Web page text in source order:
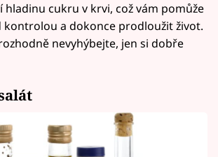
hladinu cukru v krvi, což vám pomůže
kontrolou a dokonce prodloužit život.
nevyhýbejte, jen si dobře